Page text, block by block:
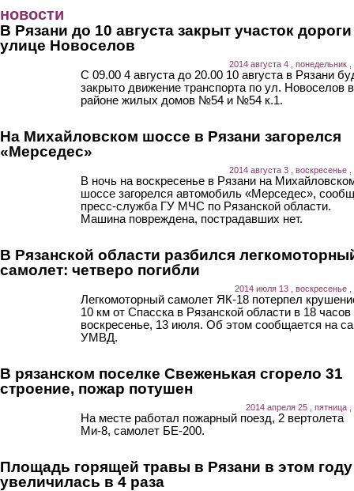
новости
В Рязани до 10 августа закрыт участок
улице Новоселов
2014 августа 4 , понедельник ,
С 09.00 4 августа до 20.00 10 августа в Рязани
закрыто движение транспорта по ул. Новоселов в
районе жилых домов №54 и №54 к.1.
На Михайловском шоссе в Рязани загорелся
«Мерседес»
2014 августа 3 , воскресенье ,
В ночь на воскресенье в Рязани на
шоссе загорелся автомобиль «Мерседес»,
пресс-служба ГУ МЧС по Рязанской области.
Машина повреждена, пострадавших нет.
В Рязанской области разбился
самолет: четверо погибли
2014 июля 13 , воскресенье ,
Легкомоторный самолет ЯК-18 потерпел
10 км от Спасска в Рязанской области в 18 часов
воскресенье, 13 июля. Об этом сообщается на
УМВД.
В рязанском поселке Свеженькая сгорело 31
строение, пожар потушен
2014 апреля 25 , пятница ,
На месте работал пожарный поезд, 2 вертолета
Ми-8, самолет БЕ-200.
Площадь горящей травы в Рязани в этом году
увеличилась в 4 раза